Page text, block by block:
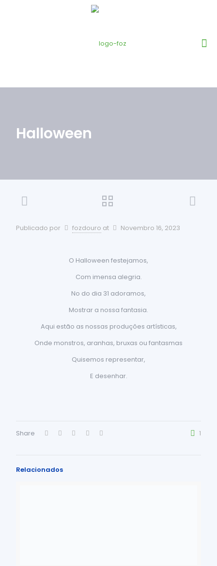
Halloween
Publicado por fozdouro at Novembro 16, 2023
O Halloween festejamos,
Com imensa alegria.
No do dia 31 adoramos,
Mostrar a nossa fantasia.
Aqui estão as nossas produções artísticas,
Onde monstros, aranhas, bruxas ou fantasmas
Quisemos representar,
E desenhar.
Share 1
Relacionados